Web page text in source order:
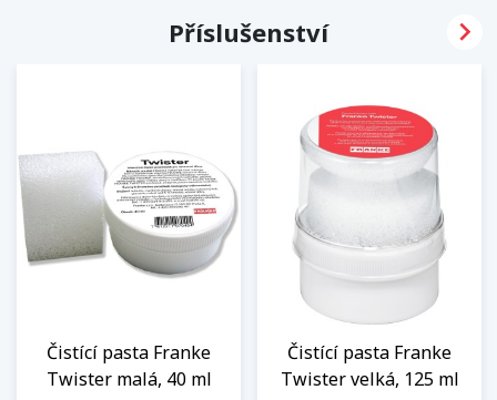
Příslušenství
Čistící pasta Franke
Twister malá, 40 ml
Čistící pasta Franke
Twister velká, 125 ml
